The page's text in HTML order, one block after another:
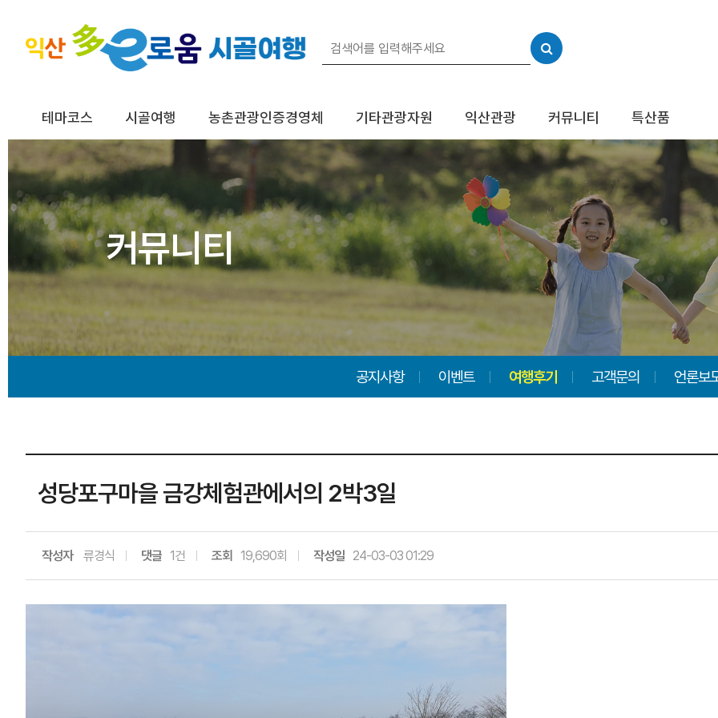
테마코스 시골여행 농촌관광인증경영체 기타관광자원 익산관광 커뮤니티 특산품
커뮤니티
공지사항 이벤트 여행후기 고객문의 언론보
성당포구마을 금강체험관에서의 2박3일
작성자 류경식 댓글 1건 조회 19,690회 작성일 24-03-03 01:29